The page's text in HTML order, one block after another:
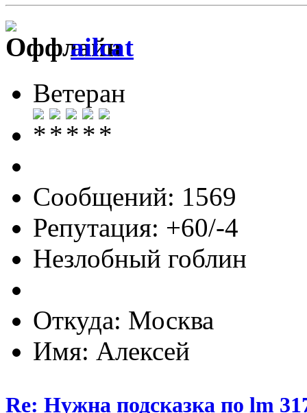
ailcat
Ветеран
Сообщений: 1569
Репутация: +60/-4
Незлобный гоблин
Откуда: Москва
Имя: Алексей
Re: Нужна подсказка по lm